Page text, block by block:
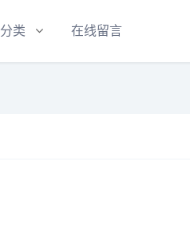
分类 在线留言